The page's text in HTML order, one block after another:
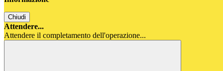
Chiudi
Attendere...
Attendere il completamento dell'operazione...